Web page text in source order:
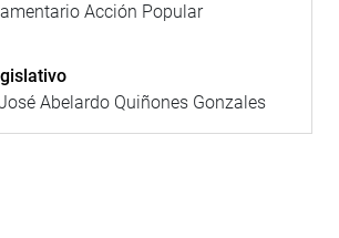
Acción Popular
Abelardo Quiñones Gonzales